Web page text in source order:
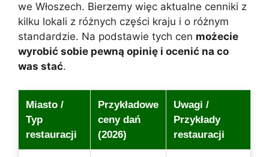
we Włoszech. Bierzemy więc aktualne cenniki z
kilku lokali z różnych części kraju i o różnym
standardzie. Na podstawie tych cen możecie
wyrobić sobie pewną opinię i ocenić na co
was stać.
Miasto /
Typ
restauracji
Przykładowe
ceny dań
(2026)
Uwagi /
Przykłady
restauracji